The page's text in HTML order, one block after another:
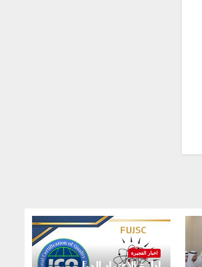
اخبار الفجيرة